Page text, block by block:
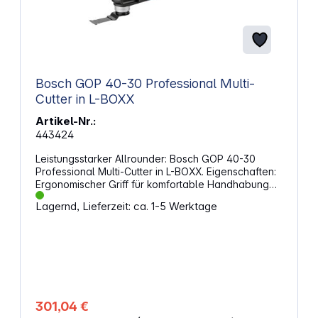
Bosch GOP 40-30 Professional Multi-
Cutter in L-BOXX
Artikel-Nr.:
443424
Leistungsstarker Allrounder: Bosch GOP 40-30
Professional Multi-Cutter in L-BOXX. Eigenschaften:
Ergonomischer Griff für komfortable Handhabung
Schneller und einfacher Werkzeugwechsel
Nenneingangsleistung: 400 W Oszillationswinkel
AII 65 BSPB, Curved-Tec, Hard Wood 1x Starlock
BIM Tauchsägeblatt AIZ 20 AB, Wood + Metal 1x
Lagernd, Lieferzeit: ca. 1-5 Werktage
301,04 €